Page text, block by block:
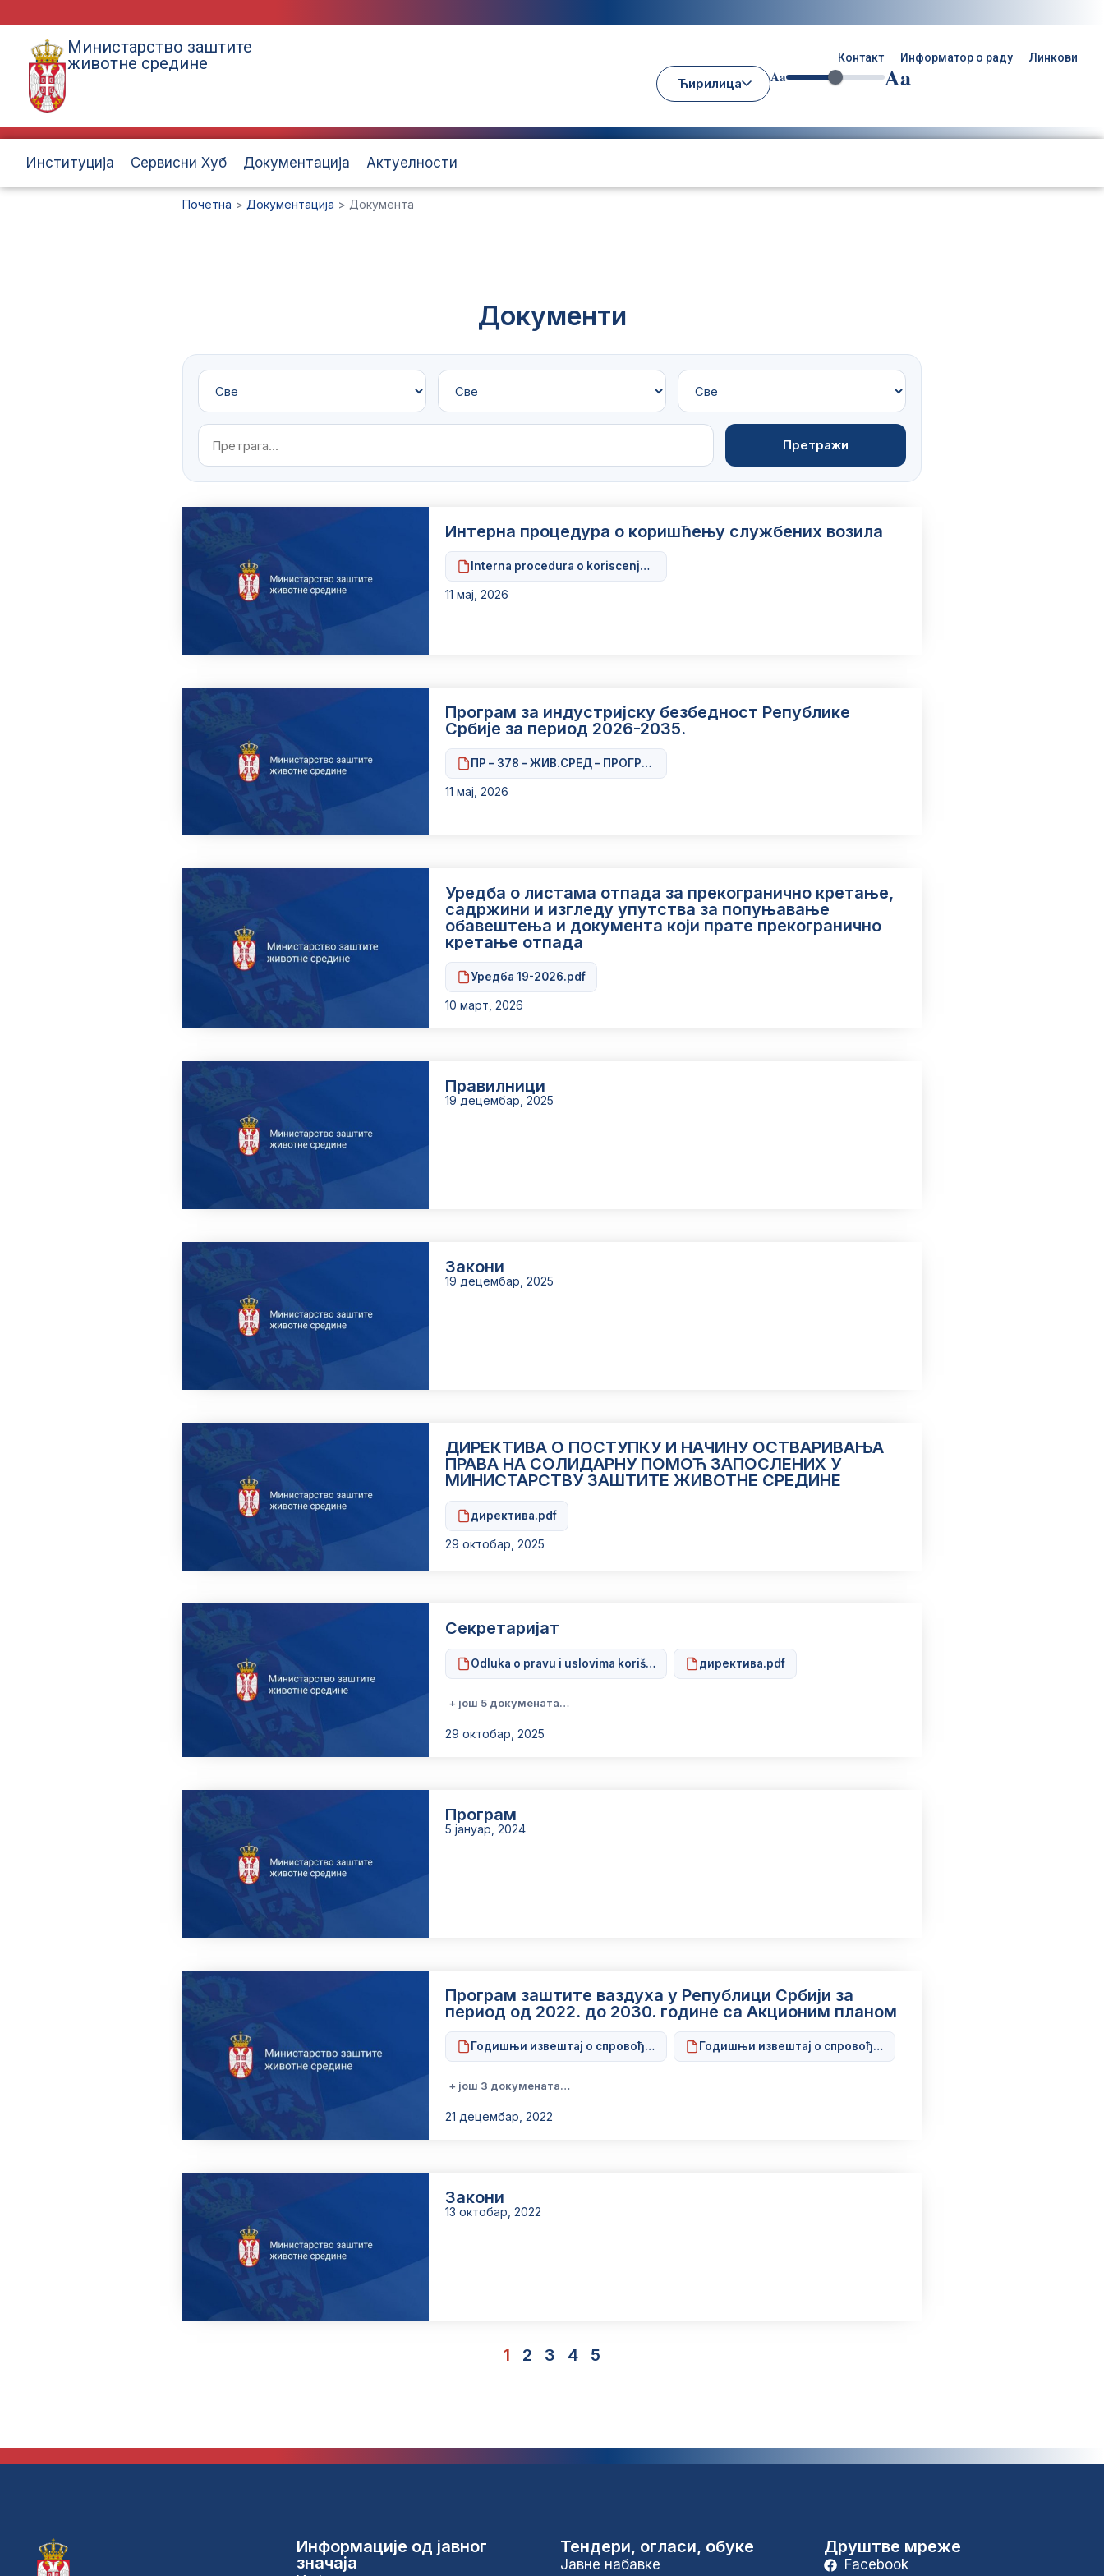
Министарство заштите
животне средине
Контакт Информатор о раду Линкови
Ћирилица Aa Aa
Институција Сервисни Хуб Документација Актуелности
Почетна > Документација > Документа
Документи
Претражи
Интерна процедура о коришћењу службених возила
Interna procedura o koriscenju sluzbenih vozila .pdf
11 мај, 2026
Програм за индустријску безбедност Републике
Србије за период 2026-2035.
ПР – 378 – ЖИВ.СРЕД – ПРОГРАМ за индустријску безбедност РС 2026-2035.pdf
11 мај, 2026
Уредба о листама отпада за прекогранично кретање,
садржини и изгледу упутства за попуњавање
обавештења и документа који прате прекогранично
кретање отпада
Уредба 19-2026.pdf
10 март, 2026
Правилници
19 децембар, 2025
Закони
19 децембар, 2025
ДИРЕКТИВА О ПОСТУПКУ И НАЧИНУ ОСТВАРИВАЊА
ПРАВА НА СОЛИДАРНУ ПОМОЋ ЗАПОСЛЕНИХ У
МИНИСТАРСТВУ ЗАШТИТЕ ЖИВОТНЕ СРЕДИНЕ
директива.pdf
29 октобар, 2025
Секретаријат
Odluka o pravu i uslovima korišćenja sim kartica za sužbene potrebe.pdf
директива.pdf
+ још 5 докумената…
29 октобар, 2025
Програм
5 јануар, 2024
Програм заштите ваздуха у Републици Србији за
период од 2022. до 2030. године са Акционим планом
Годишњи извештај о спровођењу Акционог плана 2023.xlsxГодишњи извештај о спровођењу Акционог плана 2024.xlsx
+ још 3 докумената…
21 децембар, 2022
Закони
13 октобар, 2022
1 2 3 4 5
Информације од јавног
значаја
Тендери, огласи, обуке
Јавне набавке
Друштве мреже
Facebook